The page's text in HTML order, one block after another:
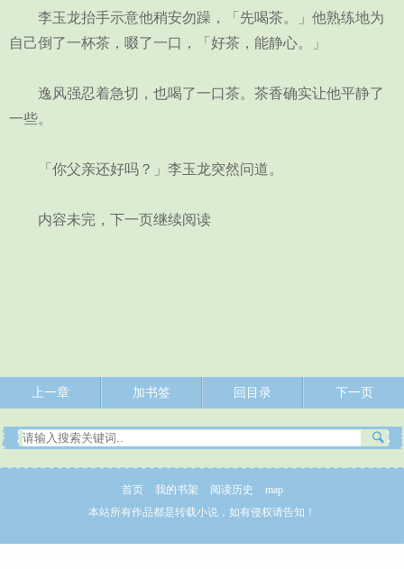
李玉龙抬手示意他稍安勿躁，「先喝茶。」他熟练地为
自己倒了一杯茶，啜了一口，「好茶，能静心。」
逸风强忍着急切，也喝了一口茶。茶香确实让他平静了
一些。
「你父亲还好吗？」李玉龙突然问道。
内容未完，下一页继续阅读
上一章 加书签 回目录 下一页
首页 我的书架 阅读历史
map
本站所有作品都是转载小说，如有侵权请告知！